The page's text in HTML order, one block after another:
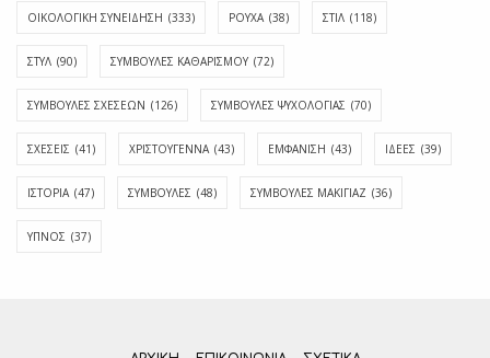
ΟΙΚΟΛΟΓΙΚΗ ΣΥΝΕΙΔΗΣΗ (333) ΡΟΥΧΑ (38) ΣΤΙΛ (118)
ΣΤΥΛ (90) ΣΥΜΒΟΥΛΕΣ ΚΑΘΑΡΙΣΜΟΥ (72)
ΣΥΜΒΟΥΛΕΣ ΣΧΕΣΕΩΝ (126) ΣΥΜΒΟΥΛΕΣ ΨΥΧΟΛΟΓΙΑΣ (70)
ΣΧΕΣΕΙΣ (41) ΧΡΙΣΤΟΥΓΕΝΝΑ (43) ΕΜΦΆΝΙΣΗ (43) ΙΔΈΕΣ (39)
ΙΣΤΟΡΊΑ (47) ΣΥΜΒΟΥΛΈΣ (48) ΣΥΜΒΟΥΛΈΣ ΜΑΚΙΓΙΆΖ (36)
ΎΠΝΟΣ (37)